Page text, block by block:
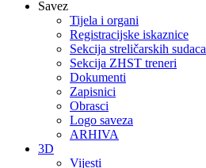
Savez
Tijela i organi
Registracijske iskaznice
Sekcija streličarskih sudaca
Sekcija ZHST treneri
Dokumenti
Zapisnici
Obrasci
Logo saveza
ARHIVA
3D
Vijesti